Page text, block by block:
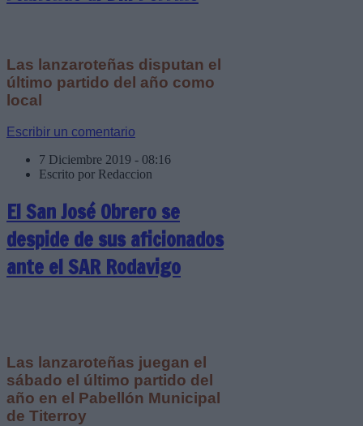
Las lanzaroteñas disputan el
último partido del año como
local
Escribir un comentario
7 Diciembre 2019 - 08:16
Escrito por Redaccion
El San José Obrero se
despide de sus aficionados
ante el SAR Rodavigo
Las lanzaroteñas juegan el
sábado el último partido del
año en el Pabellón Municipal
de Titerroy